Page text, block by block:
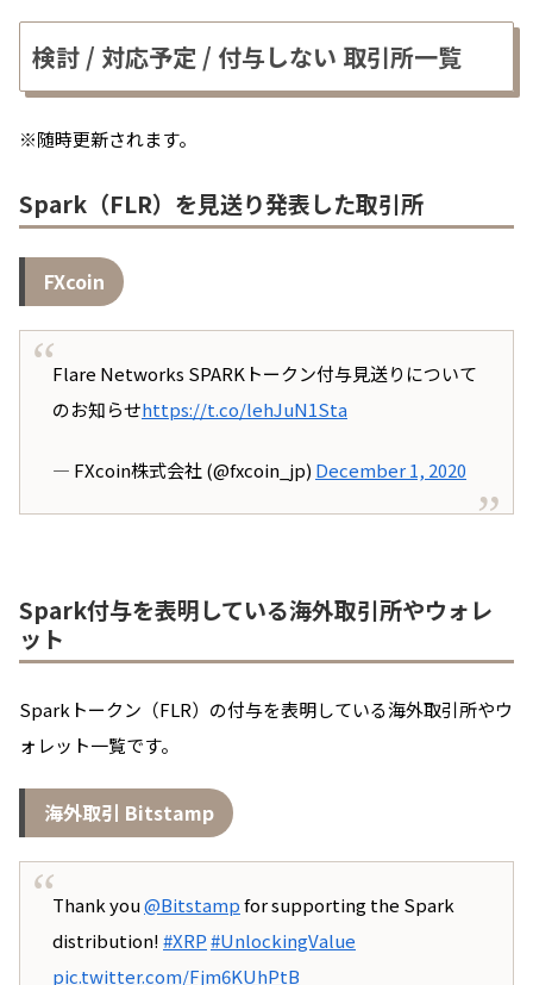
検討 / 対応予定 / 付与しない 取引所一覧
※随時更新されます。
Spark（FLR）を見送り発表した取引所
FXcoin
Flare Networks SPARKトークン付与見送りについて
のお知らせhttps://t.co/lehJuN1Sta
— FXcoin株式会社 (@fxcoin_jp) December 1, 2020
Spark付与を表明している海外取引所やウォレ
ット
Sparkトークン（FLR）の付与を表明している海外取引所やウ
ォレット一覧です。
海外取引 Bitstamp
Thank you@Bitstampfor supporting the Spark
distribution!#XRP#UnlockingValue
pic.twitter.com/Fjm6KUhPtB